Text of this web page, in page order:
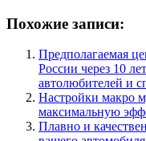
Похожие записи:
Предполагаемая
России через 10
автолюбителей и
Настройки макро
максимальную
Плавно и